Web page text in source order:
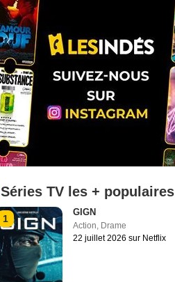
Séries TV les + populaires
1
GIGN
Action, Drame
22 juillet 2026 sur Netflix